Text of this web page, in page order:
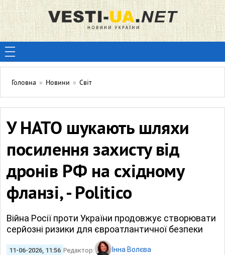
Головна » Новини » Світ
У НАТО шукають шляхи
посилення захисту від
дронів РФ на східному
фланзі, - Politico
Війна Росії проти України продовжує створювати
серйозні ризики для євроатлантичної безпеки
11-06-2026, 11:56 Редактор: Інна Волєва